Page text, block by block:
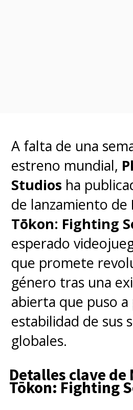
temporada tomará
tiempo que el
"Me dijeron:
empezar a grabar
dije: 'Estupendo,
Dijeron: 'Todo
a grabar en
en diciembre",
quien dijo estar
"descubrir por qué
hacer 18".
"Imagino que
A falta de una
estreno mundial,
Studios ha
de lanzamiento de
Tōkon: Fighting
esperado
que promete
género tras una
abierta que puso
estabilidad de sus
globales.
Detalles clave de
Tōkon: Fighting